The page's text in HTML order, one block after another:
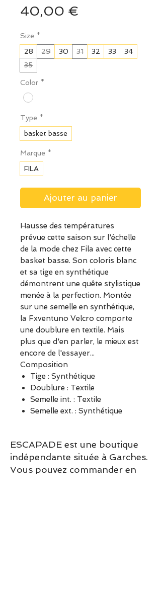
40,00 €
Size *
28
29 30 31 32 33
34
35
Color *
Type *
basket basse
Marque *
FILA
Ajouter au panier
Hausse des températures
prévue cette saison sur l'échelle
de la mode chez Fila avec cette
basket basse. Son coloris blanc
et sa tige en synthétique
démontrent une quête stylistique
menée à la perfection. Montée
sur une semelle en synthétique,
la Fxventuno Velcro comporte
une doublure en textile. Mais
plus que d'en parler, le mieux est
encore de l'essayer...
Composition
Tige : Synthétique
Doublure : Textile
Semelle int. : Textile
Semelle ext. : Synthétique
ESCAPADE est une boutique
indépendante située à Garches.
Vous pouvez commander en